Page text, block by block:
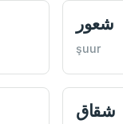
شعور
şuur
شقاق